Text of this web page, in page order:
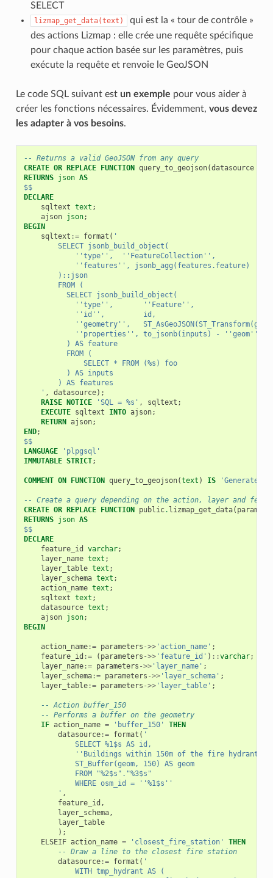
SELECT
lizmap_get_data(text)
qui est la « tour de contrôle »
des actions Lizmap : elle crée une requête spécifique
pour chaque action basée sur les paramètres, puis
exécute la requête et renvoie le GeoJSON
Le code SQL suivant est un exemple pour vous aider à
créer les fonctions nécessaires. Évidemment, vous devez
les adapter à vos besoins.
-- Returns a valid GeoJSON from any query
CREATE OR REPLACE FUNCTION query_to_geojson(datasource
RETURNS json AS
$$
DECLARE
sqltext text ;
ajson json;
BEGIN
sqltext := format ( '
        SELECT jsonb_build_object(
            ''type'',  ''FeatureCollection'',
            ''features'', jsonb_agg(features.feature)
        )::json
        FROM (
          SELECT jsonb_build_object(
            ''type'',       ''Feature'',
            ''id'',         id,
''geometry'',
            ''properties'', to_jsonb(inputs) - ''geom''
          ) AS feature
          FROM (
              SELECT * FROM (%s) foo
          ) AS inputs
        ) AS features
    '
, datasource);
RAISE
NOTICE 'SQL = %s' , sqltext ;
EXECUTE sqltext INTO ajson;
RETURN
ajson;
END;
$$
LANGUAGE
'plpgsql'
IMMUTABLE STRICT;
COMMENT ON FUNCTION query_to_geojson(text ) IS 'Generate a
-- Create a query depending on the action, layer and
CREATE OR REPLACE FUNCTION public. lizmap_get_data(
RETURNS json AS
$$
DECLARE
feature_id
varchar;
layer_name text ;
layer_table text ;
layer_schema text ;
action_name text ;
sqltext text ;
datasource text ;
ajson json;
BEGIN
action_name:= parameters ->>'action_name' ;
feature_id := ( parameters ->>'feature_id' ) ::varchar;
layer_name:= parameters ->>'layer_name' ;
layer_schema:= parameters ->>'layer_schema' ;
layer_table:= parameters ->>'layer_table' ;
-- Action buffer_150
-- Performs a buffer on the geometry
IF action_name = 'buffer_150'
THEN
datasource:= format ( '
            SELECT %1$s AS id,
''Buildings within 150m of the fire hydrant
            ST_Buffer(geom, 150) AS geom
            FROM "%2$s"."%3$s"
            WHERE osm_id = ''%1$s''
        '
,
feature_id ,
layer_schema,
layer_table
);
ELSEIF action_name = 'closest_fire_station'
THEN
-- Draw a line to the closest fire station
datasource:= format ( '
            WITH tmp_hydrant AS (